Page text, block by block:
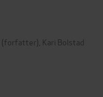
(forfatter), Kari Bolstad